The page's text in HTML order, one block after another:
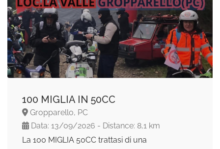
100 MIGLIA IN 50CC
Gropparello, PC
Data: 13/09/2026 - Distance: 8,1 km
La 100 MIGLIA 50CC trattasi di una